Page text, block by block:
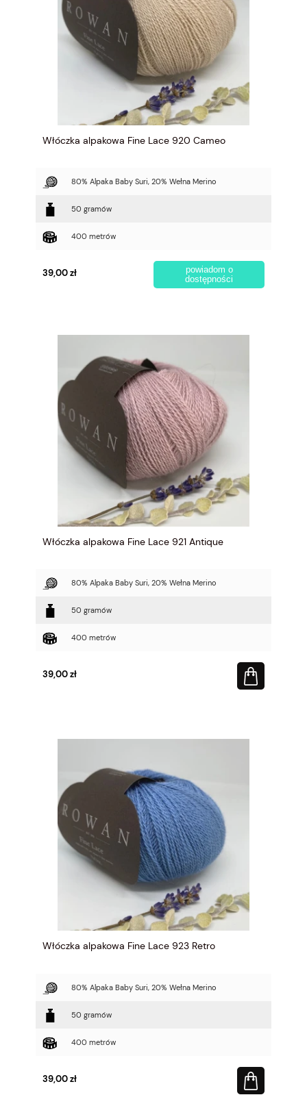
Włóczka alpakowa Fine Lace 920 Cameo
80% Alpaka Baby Suri, 20% Wełna Merino
50 gramów
400 metrów
39,00 zł
powiadom o
dostępności
Włóczka alpakowa Fine Lace 921 Antique
80% Alpaka Baby Suri, 20% Wełna Merino
50 gramów
400 metrów
39,00 zł
Włóczka alpakowa Fine Lace 923 Retro
80% Alpaka Baby Suri, 20% Wełna Merino
50 gramów
400 metrów
39,00 zł